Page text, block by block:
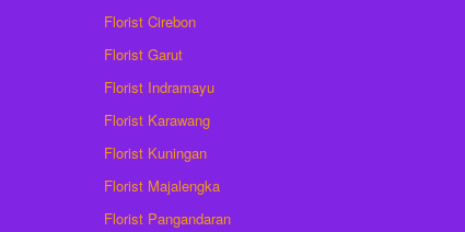
Florist Cirebon
Florist Garut
Florist Indramayu
Florist Karawang
Florist Kuningan
Florist Majalengka
Florist Pangandaran